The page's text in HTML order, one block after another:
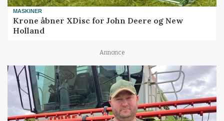
MASKINER
Krone åbner XDisc for John Deere og New
Holland
Annonce